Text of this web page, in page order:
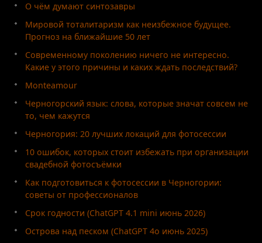
О чём думают синтозавры
Мировой тоталитаризм как неизбежное будущее.
Прогноз на ближайшие 50 лет
Современному поколению ничего не интересно.
Какие у этого причины и каких ждать последствий?
Monteamour
Черногорский язык: слова, которые значат совсем не
то, чем кажутся
Черногория: 20 лучших локаций для фотосессии
10 ошибок, которых стоит избежать при организации
свадебной фотосъёмки
Как подготовиться к фотосессии в Черногории:
советы от профессионалов
Срок годности (ChatGPT 4.1 mini июнь 2026)
Острова над песком (ChatGPT 4o июнь 2025)